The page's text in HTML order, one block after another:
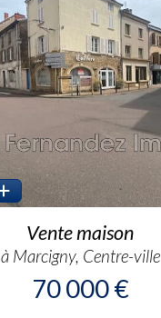
Vente maison
à Marcigny, Centre-ville
70 000 €